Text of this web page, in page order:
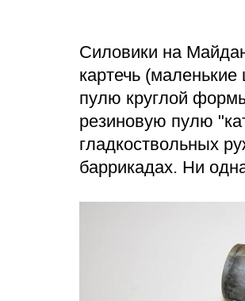
Силовики на
картечь
пулю круглой
резиновую пулю
гладкоствольных
баррикадах. Ни